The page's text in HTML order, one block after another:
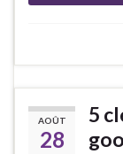
AOÛT
28
5